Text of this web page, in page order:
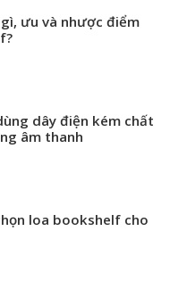
ưu và nhược điểm
dây điện kém chất
âm thanh
loa bookshelf cho